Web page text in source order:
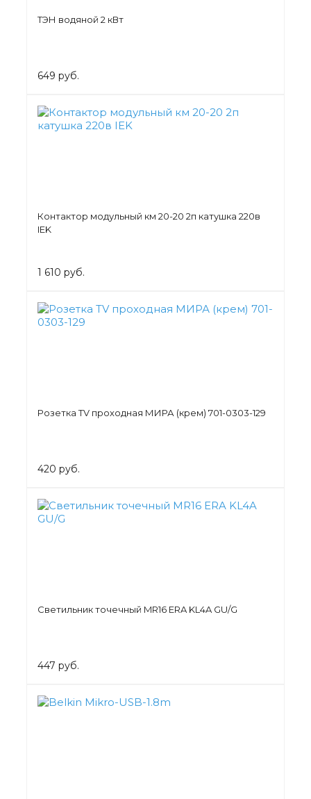
ТЭН водяной 2 кВт
649 руб.
Контактор модульный км 20-20 2п катушка 220в
IEK
1 610 руб.
Розетка TV проходная МИРА (крем) 701-0303-129
420 руб.
Светильник точечный MR16 ERA KL4A GU/G
447 руб.